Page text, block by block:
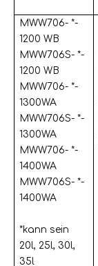
MWW706- *-
1200 WB
MWW706S- *-
1200 WB
MWW706- *-
1300WA
MWW706S- *-
1300WA
MWW706- *-
1400WA
MWW706S- *-
1400WA
*kann sein
20l, 25l, 30l,
35l